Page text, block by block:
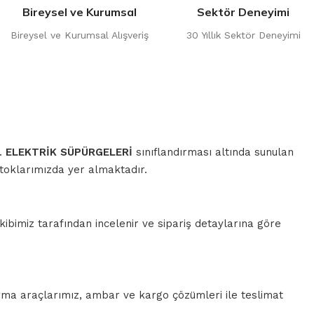
Bireysel ve Kurumsal
Bireysel ve Kurumsal Alışveriş
Sektör Deneyimi
30 Yıllık Sektör Deneyimi
ELEKTRİK SÜPÜRGELERİ sınıflandırması altında sunulan
yer almaktadır.
tarafından incelenir ve sipariş detaylarına göre
araçlarımız, ambar ve kargo çözümleri ile teslimat